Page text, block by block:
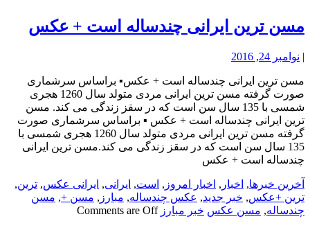
مسن ترین ایرانی چندساله است + عکس
| نوامبر 24, 2016
مسن ترین ایرانی چندساله است + عکس▪️ براساس سرشماری
صورت گرفته مسن ترین ایرانی مردی متولد سال 1260 هجری
شمسی با 135 سال سن است که در سقز زندگی می کند. مسن
ترین ایرانی چندساله است + عکس ▪️ براساس سرشماری صورت
گرفته مسن ترین ایرانی مردی متولد سال 1260 هجری شمسی با
135 سال سن است که در سقز زندگی می کند.مسن ترین ایرانی
چندساله است + عکس
آخرین خبرها, اخبار , اخبار امروز , است, ایرانی, ایرانی عکس, ترین,
ترین +عکس, خبر جدید, عکس چندساله, مبارز , مسن +, مسن
چندساله, مسن عکس خبر مبارز Comments are Off